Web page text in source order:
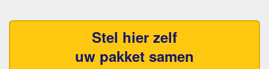
Stel hier zelf
uw pakket samen